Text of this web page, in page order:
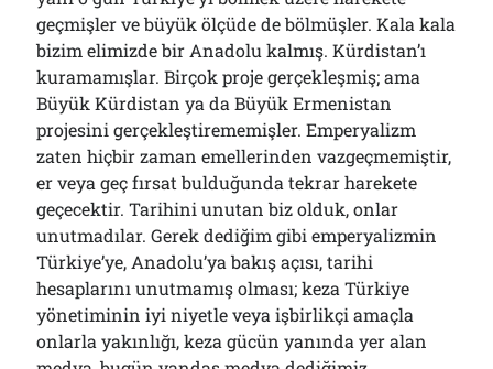
geçmişler ve büyük ölçüde de bölmüşler. Kala kala
bizim elimizde bir Anadolu kalmış. Kürdistan’ı
kuramamışlar. Birçok proje gerçekleşmiş; ama
Büyük Kürdistan ya da Büyük Ermenistan
projesini gerçekleştirememişler. Emperyalizm
zaten hiçbir zaman emellerinden vazgeçmemiştir,
er veya geç fırsat bulduğunda tekrar harekete
geçecektir. Tarihini unutan biz olduk, onlar
unutmadılar. Gerek dediğim gibi emperyalizmin
Türkiye’ye, Anadolu’ya bakış açısı, tarihi
hesaplarını unutmamış olması; keza Türkiye
yönetiminin iyi niyetle veya işbirlikçi amaçla
onlarla yakınlığı, keza gücün yanında yer alan